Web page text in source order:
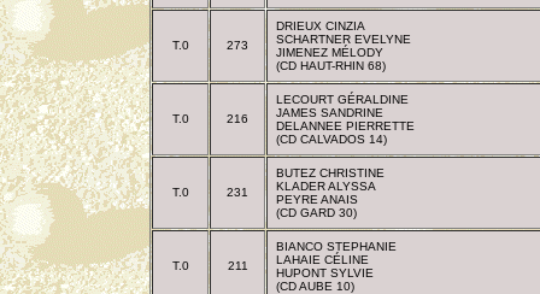
T.0 273
DRIEUX CINZIA
SCHARTNER EVELYNE
JIMENEZ MÉLODY
(CD HAUT-RHIN 68)
T.0 216
LECOURT GÉRALDINE
JAMES SANDRINE
DELANNEE PIERRETTE
(CD CALVADOS 14)
T.0 231
BUTEZ CHRISTINE
KLADER ALYSSA
PEYRE ANAIS
(CD GARD 30)
T.0 211
BIANCO STEPHANIE
LAHAIE CÉLINE
HUPONT SYLVIE
(CD AUBE 10)